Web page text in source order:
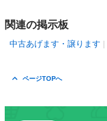
関連の掲示板
中古あげます・譲ります
ページTOPへ